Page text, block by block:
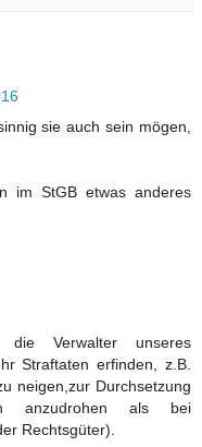
sie auch sein mögen,
im StGB etwas anderes
Verwalter unseres
Straftaten erfinden, z.B.
neigen,zur Durchsetzung
anzudrohen als bei
Rechtsgüter).